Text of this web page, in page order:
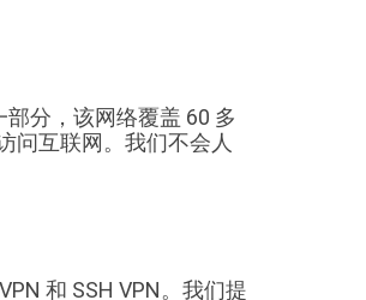
分，该网络覆盖 60 多
问互联网。我们不会人
和 SSH VPN。我们提